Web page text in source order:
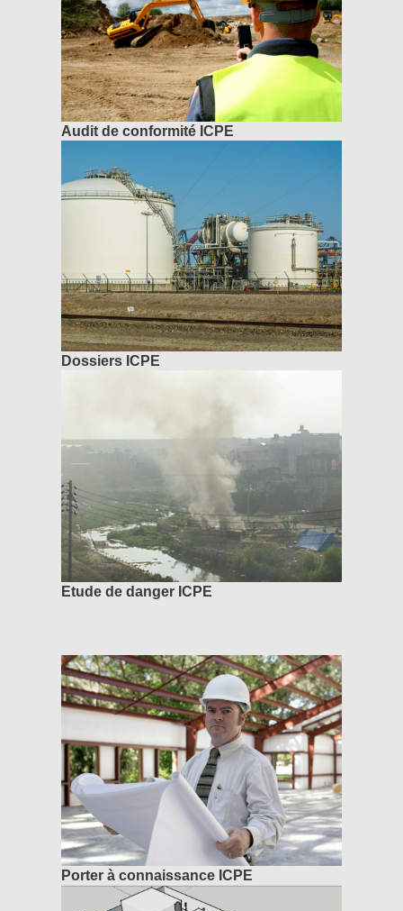
Audit de conformité ICPE
Dossiers ICPE
Etude de danger ICPE
Porter à connaissance ICPE